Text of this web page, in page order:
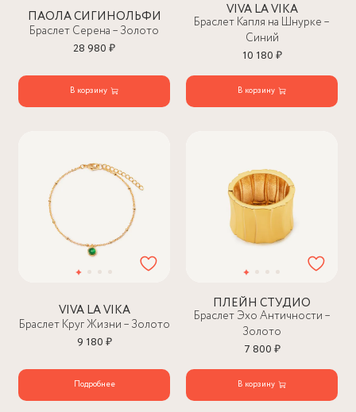
ПАОЛА СИГИНОЛЬФИ
Браслет Серена – Золото
28 980 ₽
В корзину
VIVA LA VIKA
Браслет Капля на Шнурке –
Синий
10 180 ₽
В корзину
VIVA LA VIKA
Браслет Круг Жизни – Золото
9 180 ₽
Подробнее
ПЛЕЙН СТУДИО
Браслет Эхо Античности –
Золото
7 800 ₽
В корзину